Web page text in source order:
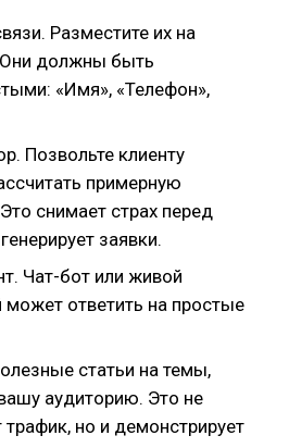
Разместите их на
должны быть
«Имя», «Телефон»,
Позвольте клиенту
примерную
снимает страх перед
заявки.
Чат-бот или живой
может ответить на простые
статьи на темы,
аудиторию. Это не
трафик, но и демонстрирует